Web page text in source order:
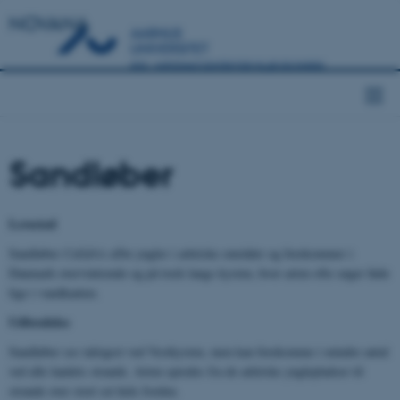
NOVANA
Sandløber
Levested
Udbredelse